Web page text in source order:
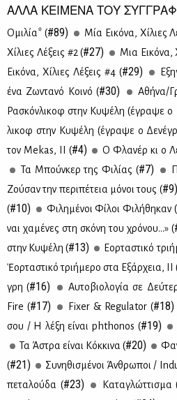
ΑΛΛΑ ΚΕΙΜΕΝΑ ΤΟΥ
Ομι­λία* (#89) Μία Ει­κό­να, Χί­λιες
Χί­λιες Λέ­ξεις #2 (#27) Μια Ει­κό­να,
Ει­κό­να, Χί­λιες Λέ­ξεις #4 (#29)
ένα Ζω­ντα­νό Κοι­νό (#30) Αθή­να/
Ρα­σκόν­λι­κοφ στην Κυ­ψέ­λη (έγρα­ψε ο
λι­κοφ στην Κυ­ψέ­λη (έγρα­ψε ο
τον Mekas, ΙΙ (#4) Ο Φλα­νέρ κι ο
Τα Μπούν­κερ της Φι­λί­ας (#7)
Ζού­σαν την πε­ρι­πέ­τεια μό­νοι τους (#9)
(#10) Φι­λη­μέ­νοι Φί­λοι Φι­λή­θη­καν (
ναι χα­μέ­νες στη σκό­νη του χρό­νου…» (
στην Κυ­ψέ­λη (#13) Εορ­τα­στι­κό
Ἑορ­τα­στι­κό τρι­ή­με­ρο στα Εξάρ­χεια, ΙΙ
γρη (#16) Αυ­το­βιο­λο­γία σε
Fire (#17) Fixer & Regulator (#18)
σου / Η λέ­ξη εί­ναι phthonos (#19)
Τα Άστρα εί­ναι Κόκ­κι­να (#20)
(#21) Συ­νη­θι­σμέ­νοι Άν­θρω­ποι /
πε­τα­λού­δα (#23) Κα­τα­γλώτ­τι­σμα